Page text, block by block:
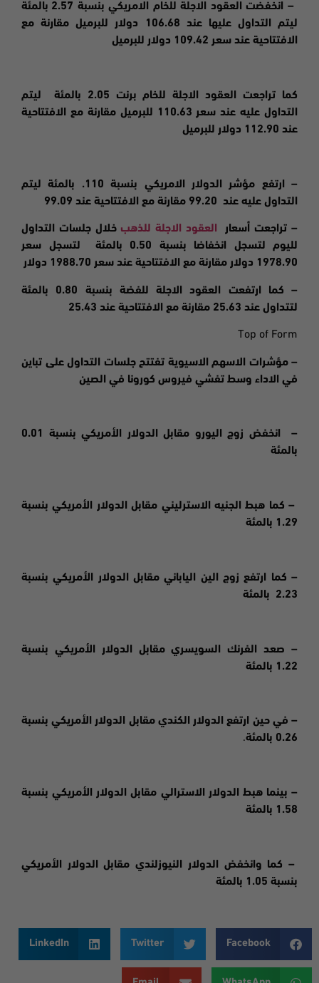
– انخفضت العقود الاجلة للخام الامريكي بنسبة 2.57 بالمئة
ليتم التداول عليها عند 106.68 دولار للبرميل مقارنة مع
الافتتاحية عند سعر 109.42 دولار للبرميل
كما تراجعت العقود الاجلة للخام برنت 2.05 بالمئة ليتم
التداول عليه عند سعر 110.63 للبرميل مقارنة مع الافتتاحية
عند 112.90 دولار للبرميل
– ارتفع مؤشر الدولار الامريكي بنسبة 11 0.
بالمئة ليتم
التداول عليه عند 99.20 مقارنة مع الافتتاحية عند 99.09
– تراجعت أسعار العقود الاجلة للذهب خلال جلسات التداول
لليوم لتسجل انخفاضا بنسبة 0.50 بالمئة لتسجل سعر
1978.90 دولار مقارنة مع الافتتاحية عند سعر 1988.70 دولار
– كما ارتفعت العقود الاجلة للفضة بنسبة 0.80 بالمئة
لتتداول عند 25.63 مقارنة مع الافتتاحية عند 25.43
Top of Form
– مؤشرات الاسهم الاسيوية تفتتح جلسات التداول على تباين
في الاداء وسط تفشي فيروس كورونا في الصين
– انخفض
زوج اليورو مقابل الدولار الأمريكي بنسبة 0.01
بالمئة
– كما هبط الجنيه الاسترليني مقابل الدولار الأمريكي بنسبة
1.29 بالمئة
– كما ارتفع زوج الين الياباني مقابل الدولار الأمريكي بنسبة
2.23 بالمئة
– صعد الفرنك السويسري مقابل الدولار الأمريكي بنسبة
1.22 بالمئة
– في حين ارتفع الدولار الكندي مقابل الدولار الأمريكي بنسبة
0.26 بالمئة
.
– بينما هبط الدولار الاسترالي مقابل الدولار الأمريكي بنسبة
1.58 بالمئة
– كما وانخفض الدولار النيوزلندي مقابل الدولار الأمريكي
بنسبة 1.05 بالمئة
Facebook
Twitter
LinkedIn